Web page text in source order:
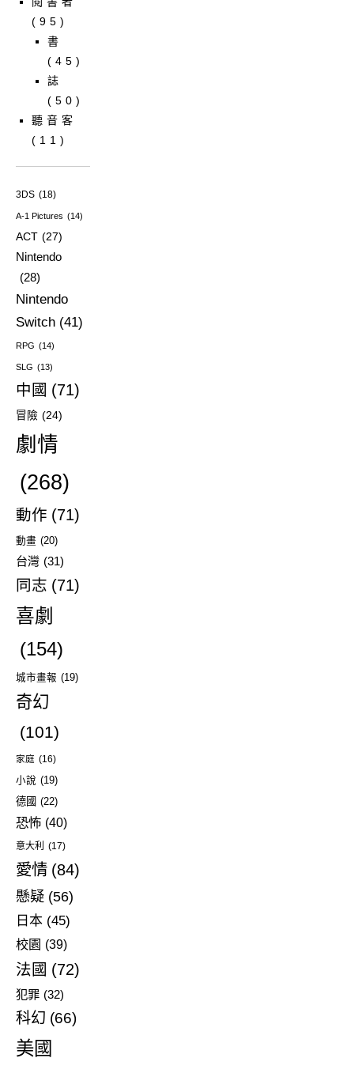
(95)
書
(45)
誌
(50)
聽音客
(11)
3DS (18)
A-1 Pictures (14)
ACT (27)
Nintendo
(28)
Nintendo
Switch (41)
RPG (14)
SLG (13)
中國 (71)
冒險 (24)
劇情
(268)
動作 (71)
動畫 (20)
台灣 (31)
同志 (71)
喜劇
(154)
城市畫報 (19)
奇幻
(101)
家庭 (16)
小說 (19)
德國 (22)
恐怖 (40)
意大利 (17)
愛情 (84)
懸疑 (56)
日本 (45)
校園 (39)
法國 (72)
犯罪 (32)
科幻 (66)
美國